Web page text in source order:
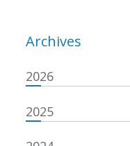
Archives
2026
2025